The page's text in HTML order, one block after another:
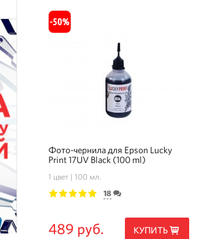
Фото-чернила для Epson Lucky
Print 17UV Black (100 ml)
1 цвет 100 мл.
18
489 руб. КУПИТЬ